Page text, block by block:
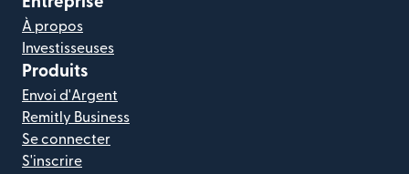
À propos
Investisseuses
Produits
Envoi d'Argent
Remitly Business
Se connecter
S'inscrire